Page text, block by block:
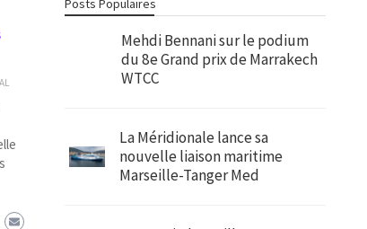
Posts Populaires
Mehdi Bennani sur le podium
du 8e Grand prix de Marrakech
WTCC
La Méridionale lance sa
nouvelle liaison maritime
Marseille-Tanger Med